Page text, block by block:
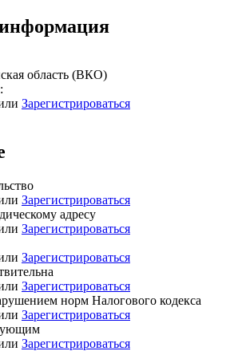
область (ВКО)
Зарегистрироваться
Зарегистрироваться
адресу
Зарегистрироваться
Зарегистрироваться
Зарегистрироваться
норм Налогового кодекса
Зарегистрироваться
Зарегистрироваться